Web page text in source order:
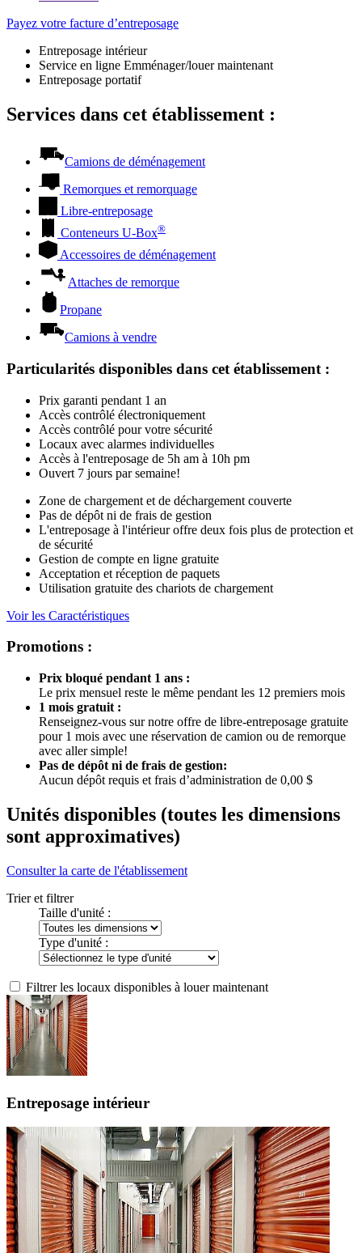
Payez votre facture d’entreposage
Entreposage intérieur
Service en ligne Emménager/louer maintenant
Entreposage portatif
Services dans cet établissement :
Camions de déménagement
Remorques et remorquage
Libre-entreposage
Conteneurs U-Box®
Accessoires de déménagement
Attaches de remorque
Propane
Camions à vendre
Particularités disponibles dans cet établissement :
Prix garanti pendant 1 an
Accès contrôlé électroniquement
Accès contrôlé pour votre sécurité
Locaux avec alarmes individuelles
Accès à l'entreposage de 5h am à 10h pm
Ouvert 7 jours par semaine!
Zone de chargement et de déchargement couverte
Pas de dépôt ni de frais de gestion
L'entreposage à l'intérieur offre deux fois plus de protection et
de sécurité
Gestion de compte en ligne gratuite
Acceptation et réception de paquets
Utilisation gratuite des chariots de chargement
Voir les Caractéristiques
Promotions :
Prix bloqué pendant 1 ans :
Le prix mensuel reste le même pendant les 12 premiers mois
1 mois gratuit :
Renseignez-vous sur notre offre de libre-entreposage gratuite
pour 1 mois avec une réservation de camion ou de remorque
avec aller simple!
Pas de dépôt ni de frais de gestion:
Aucun dépôt requis et frais d’administration de 0,00 $
Unités disponibles (toutes les dimensions
sont approximatives)
Consulter la carte de l'établissement
Trier et filtrer
Taille d'unité :
Type d'unité :
Filtrer les locaux disponibles à louer maintenant
Entreposage intérieur